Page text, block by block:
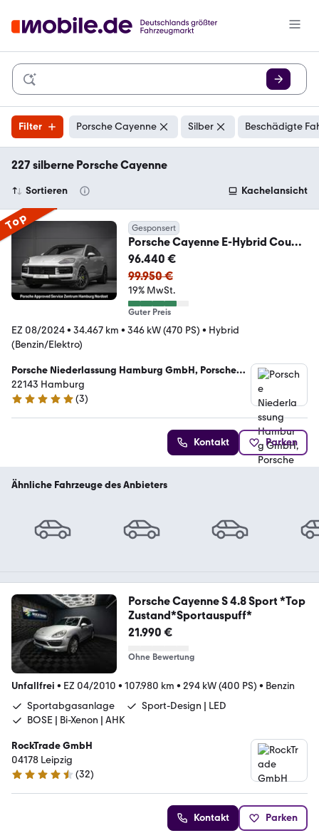
Filter Porsche Cayenne Silber Beschädigte
227 silberne Porsche Cayenne
Sortieren Kachelansicht
Top Gesponsert
Porsche Cayenne E-Hybrid Coupe
BOSE Head-Up InnoDrive
96.440 €
99.950 €
19% MwSt.
Guter Preis
EZ 08/2024• 34.467 km • 346 kW (470 PS) • Hybrid
(Benzin/Elektro)
Porsche Niederlassung Hamburg GmbH, Porsche
Approved Service Zentrum Hamburg Nordost
22143 Hamburg
5 Sterne
(3)
Kontakt Parken
Ähnliche Fahrzeuge des Anbieters
Porsche Cayenne S 4.8 Sport *Top
Zustand*Sportauspuff*
21.990 €
Ohne Bewertung
Unfallfrei • EZ 04/2010 • 107.980 km • 294 kW (400 PS) • Benzin
Sportabgasanlage
Sport-Design | LED
BOSE | Bi-Xenon | AHK
RockTrade GmbH
04178 Leipzig
4.7 Sterne
(32)
Kontakt Parken